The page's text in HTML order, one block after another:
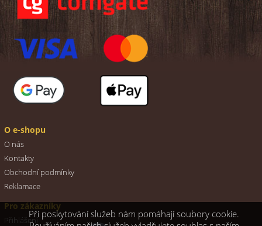
O e-shopu
O nás
Kontakty
Obchodní podmínky
Reklamace
Pro zákazníky
Přihlášení
Při poskytování služeb nám pomáhají soubory cookie.